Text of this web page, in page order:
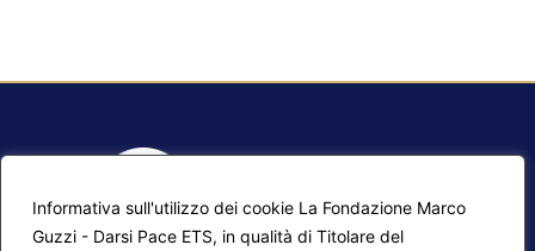
Informativa sull'utilizzo dei cookie La Fondazione Marco
Guzzi - Darsi Pace ETS, in qualità di Titolare del